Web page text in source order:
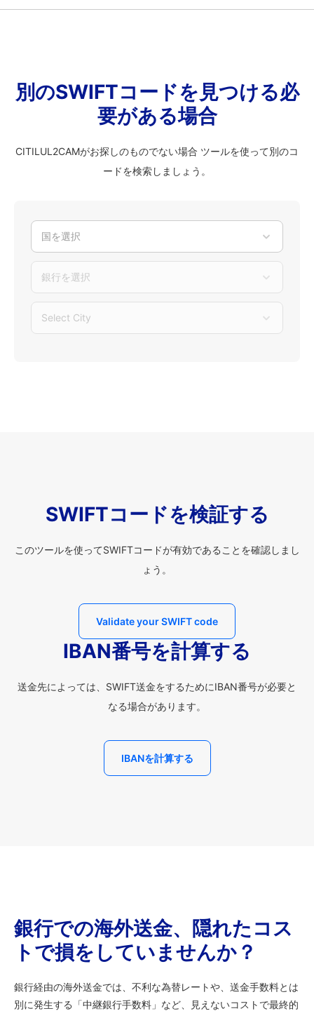
別のSWIFTコードを見つける必
要がある場合
CITILUL2CAMがお探しのものでない場合 ツールを使って別のコ
ードを検索しましょう。
国を選択
銀行を選択
Select City
SWIFTコードを検証する
このツールを使ってSWIFTコードが有効であることを確認しまし
ょう。
Validate your SWIFT code
IBAN番号を計算する
送金先によっては、SWIFT送金をするためにIBAN番号が必要と
なる場合があります。
IBANを計算する
銀行での海外送金、隠れたコス
トで損をしていませんか？
銀行経由の海外送金では、不利な為替レートや、送金手数料とは
別に発生する「中継銀行手数料」など、見えないコストで最終的